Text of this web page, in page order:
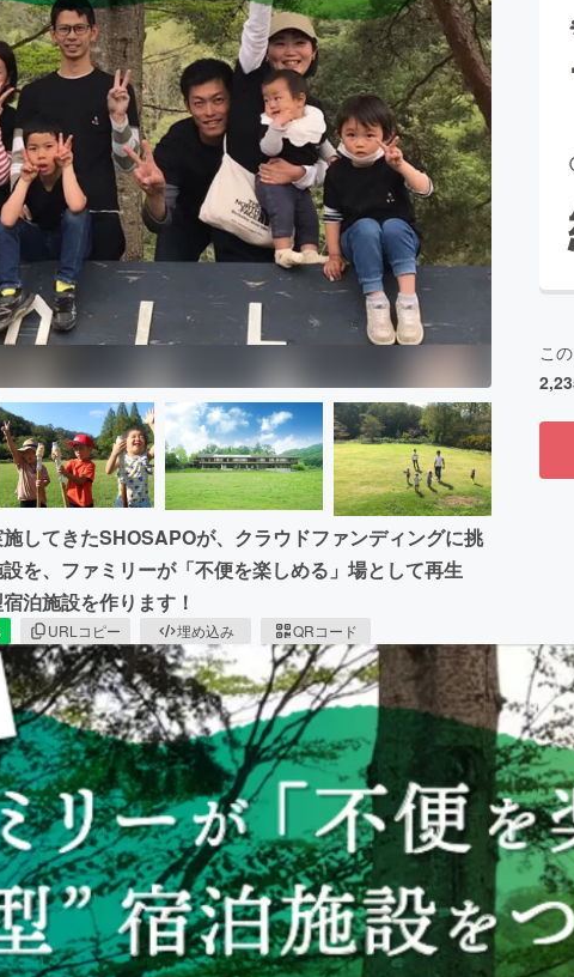
チャレンジ ビューティー
CAMPFIRE for Social GoodCAMPFIRE Creation
CAMPFIREふるさと納税 machi-ya コミュニティ
してきたSHOSAPOが、クラウドファンディングに挑
を、ファミリーが「不便を楽しめる」場として再生
泊施設を作ります！
URLコピー 埋め込み QRコード
こ